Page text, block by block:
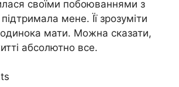
своїми побоюваннями з
мене. Її зрозуміти
мати. Можна сказати,
абсолютно все.